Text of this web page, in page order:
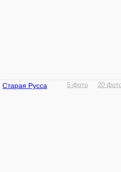
Старая Русса 5 фото 20